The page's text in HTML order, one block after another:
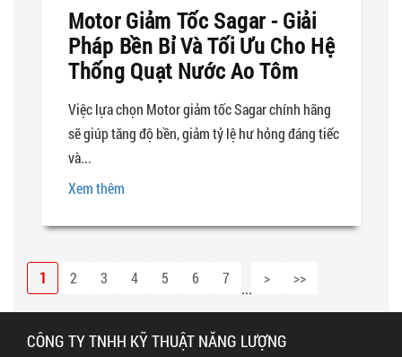
Motor Giảm Tốc Sagar - Giải
Pháp Bền Bỉ Và Tối Ưu Cho Hệ
Thống Quạt Nước Ao Tôm
Việc lựa chọn Motor giảm tốc Sagar chính hãng
sẽ giúp tăng độ bền, giảm tỷ lệ hư hỏng đáng tiếc
và...
Xem thêm
1 2 3 4 5 6 7
...
> >>
CÔNG TY TNHH KỸ THUẬT NĂNG LƯỢNG